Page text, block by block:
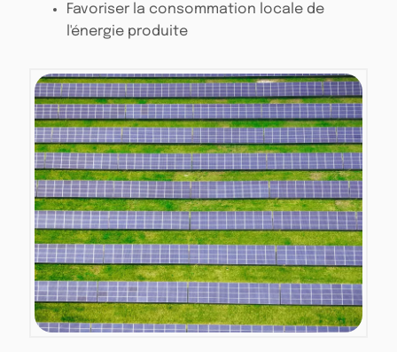
Favoriser la consommation locale de
l'énergie produite